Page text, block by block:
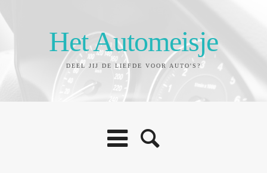
Het Automeisje
DEEL JIJ DE LIEFDE VOOR AUTO'S?